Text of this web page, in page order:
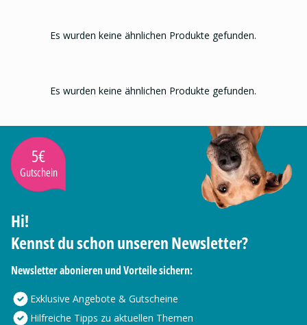
Es wurden keine ähnlichen Produkte gefunden.
Es wurden keine ähnlichen Produkte gefunden.
5€
Gutschein
Hi!
Kennst du schon unseren Newsletter?
Newsletter abonieren und Vorteile sichern:
Exklusive Angebote & Gutscheine
Hilfreiche Tipps zu aktuellen Themen